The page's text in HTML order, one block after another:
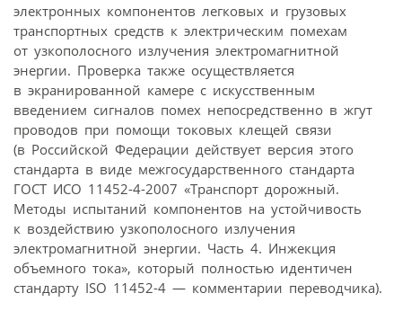
электронных компонентов легковых и грузовых
транспортных средств к электрическим помехам
от узкополосного излучения электромагнитной
энергии. Проверка также осуществляется
в экранированной камере с искусственным
введением сигналов помех непосредственно в жгут
проводов при помощи токовых клещей связи
(в Российской Федерации действует версия этого
стандарта в виде межгосударственного стандарта
ГОСТ ИСО 11452-4-2007 «Транспорт дорожный.
Методы испытаний компонентов на устойчивость
к воздействию узкополосного излучения
электромагнитной энергии. Часть 4. Инжекция
объемного тока», который полностью идентичен
стандарту ISO 11452-4 — комментарии переводчика).